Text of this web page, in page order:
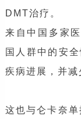
DMT治疗。
来自中国多家
国人群中的安
疾病进展，并减
这也与仑卡奈